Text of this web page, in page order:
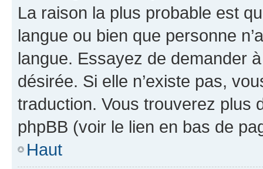
La raison la plus probable est
langue ou bien que personne
langue. Essayez de demander
désirée. Si elle n’existe pas,
traduction. Vous trouverez plus
phpBB (voir le lien en bas de
Haut